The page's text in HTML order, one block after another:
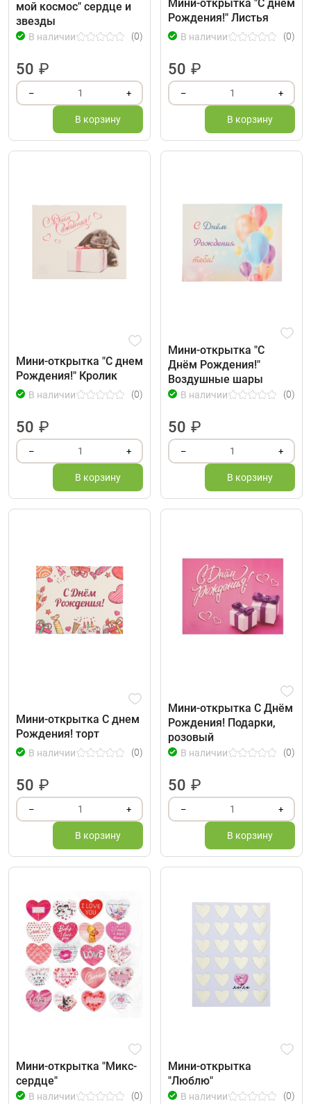
мой космос" сердце и
звезды
В наличии (0)
50 ₽
– 1 +
В корзину
Мини-открытка "С днем
Рождения!" Листья
В наличии (0)
50 ₽
– 1 +
В корзину
Мини-открытка "С днем
Рождения!" Кролик
В наличии (0)
50 ₽
– 1 +
В корзину
Мини-открытка "С
Днём Рождения!"
Воздушные шары
В наличии (0)
50 ₽
– 1 +
В корзину
Мини-открытка С днем
Рождения! торт
В наличии (0)
50 ₽
– 1 +
В корзину
Мини-открытка С Днём
Рождения! Подарки,
розовый
В наличии (0)
50 ₽
– 1 +
В корзину
Мини-открытка "Микс-
сердце"
В наличии (0)
Мини-открытка
"Люблю"
В наличии (0)